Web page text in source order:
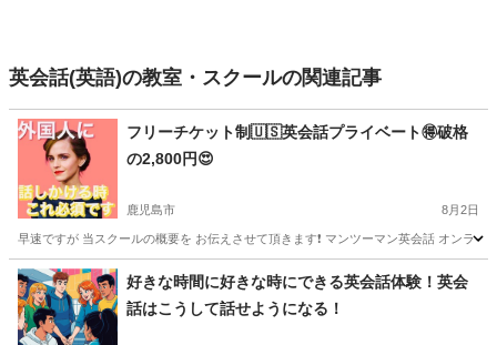
英会話(英語)の教室・スクールの関連記事
フリーチケット制🇺🇸英会話プライベート🉐破格
の2,800円😍
鹿児島市 8月2日
早速ですが 当スクールの概要を お伝えさせて頂きます❗️ マンツーマン英会話 オンラ
鹿児島 鹿児島市 英会話 レッスン
好きな時間に好きな時にできる英会話体験！英会
話はこうして話せようになる！